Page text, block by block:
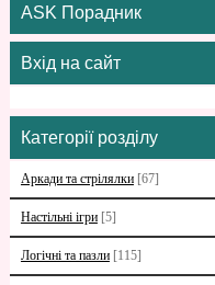
ASK Порадник
Вхід на сайт
Категорії розділу
Аркади та стрілялки [67]
Настільні ігри [5]
Логічні та пазли [115]